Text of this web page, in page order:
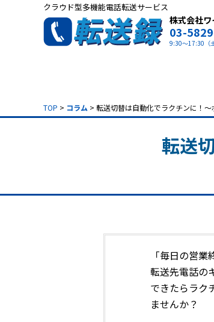
クラウド型多機能電話転送サービス
株式会社
03-
9:30～17:30（
TOP > コラム > 転送切替は自動化でラクチンに！～
転送
「毎日の営
転送先電話の
できたらラク
ませんか？